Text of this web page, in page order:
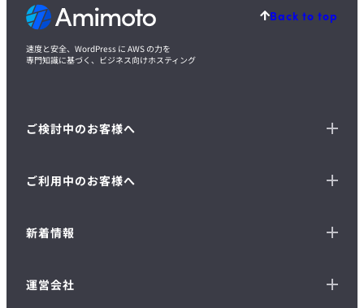
Back to top
速度と安全、WordPress に AWS の力を
専門知識に基づく、ビジネス向けホスティング
ご検討中のお客様へ
ご利用中のお客様へ
新着情報
運営会社